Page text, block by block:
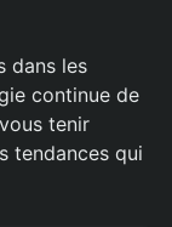
dans les
continue de
tenir
tendances qui